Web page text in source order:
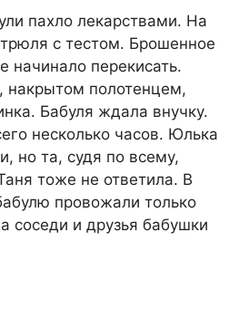
пахло лекарствами. На
с тестом. Брошенное
начинало перекисать.
накрытом полотенцем,
Бабуля ждала внучку.
несколько часов. Юлька
но та, судя по всему,
тоже не ответила. В
провожали только
соседи и друзья бабушки